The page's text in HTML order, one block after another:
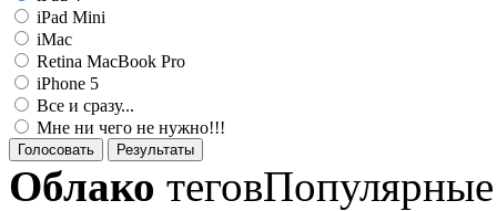
iPad Mini
iMac
Retina MacBook Pro
iPhone 5
Все и сразу...
Мне ни чего не нужно!!!
Голосовать Результаты
Облако теговПопулярные